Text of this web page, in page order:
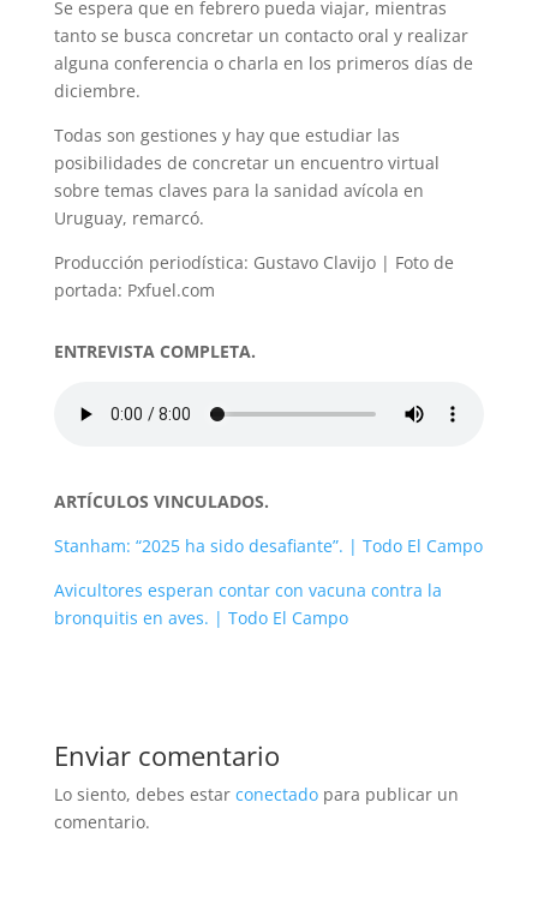
Se espera que en febrero pueda viajar, mientras
tanto se busca concretar un contacto oral y realizar
alguna conferencia o charla en los primeros días de
diciembre.
Todas son gestiones y hay que estudiar las
posibilidades de concretar un encuentro virtual
sobre temas claves para la sanidad avícola en
Uruguay, remarcó.
Producción periodística: Gustavo Clavijo | Foto de
portada: Pxfuel.com
ENTREVISTA COMPLETA.
ARTÍCULOS VINCULADOS.
Stanham: “2025 ha sido desafiante”. | Todo El Campo
Avicultores esperan contar con vacuna contra la
bronquitis en aves. | Todo El Campo
Enviar comentario
Lo siento, debes estar conectadopara publicar un
comentario.